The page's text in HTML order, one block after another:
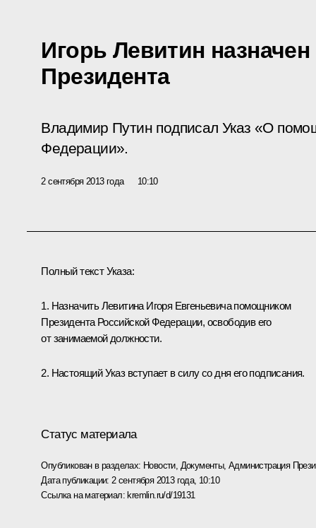
Игорь Левитин
Президента
Владимир Путин подписал Указ «О
Федерации».
2 сентября 2013 года 10:10
Полный текст Указа:
1. Назначить Левитина Игоря Евгеньевича помощником
Президента Российской Федерации, освободив его
от занимаемой должности.
2. Настоящий Указ вступает в силу со дня его подписания.
Статус материала
Опубликован в разделах: Новости, Документы,Администрация
Дата публикации: 2 сентября 2013 года, 10:10
Ссылка на материал: kremlin.ru/d/19131